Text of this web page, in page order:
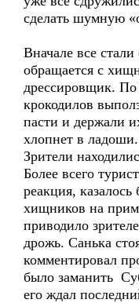
сделать шумную
Вначале все
обращается с
дрессировщик. По
крокодилов
пасти и держали
хлопнет в
Зрители
Более всего
реакция,
хищников на
приводило
дрожь. Санька
комментировал
было заманить
его ждал